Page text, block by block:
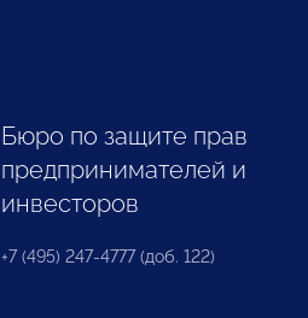
Бюро по защите прав
предпринимателей и
инвесторов
+7 (495) 247-4777 (доб. 122)